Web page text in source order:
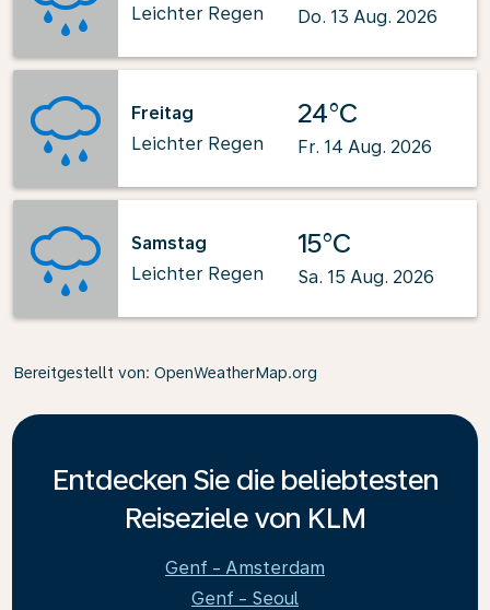
Leichter Regen
Do. 13 Aug. 2026
Freitag
Leichter Regen
24°C
Fr. 14 Aug. 2026
Samstag
Leichter Regen
15°C
Sa. 15 Aug. 2026
Bereitgestellt von: OpenWeatherMap.org
Entdecken Sie die beliebtesten
Reiseziele von KLM
Genf - Amsterdam
Genf - Seoul